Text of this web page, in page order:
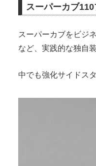
スーパーカブ
スーパーカブをビジ
など、実践的な独自
中でも強化サイドス